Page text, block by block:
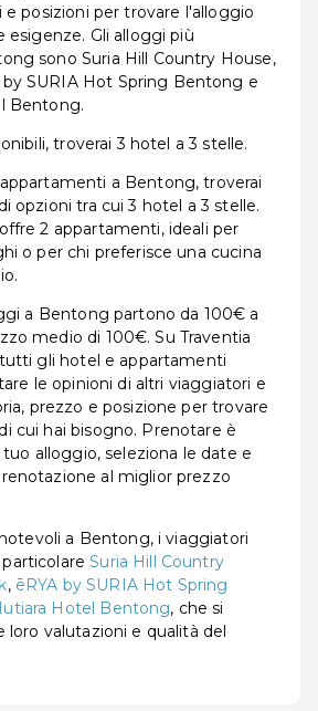
e posizioni per trovare l'alloggio
esigenze. Gli alloggi più
sono Suria Hill Country House,
by SURIA Hot Spring Bentong e
Bentong.
troverai 3 hotel a 3 stelle.
a Bentong, troverai
opzioni tra cui 3 hotel a 3 stelle.
2 appartamenti, ideali per
o per chi preferisce una cucina
a Bentong partono da 100€ a
medio di 100€. Su Traventia
gli hotel e appartamenti
le opinioni di altri viaggiatori e
prezzo e posizione per trovare
cui hai bisogno. Prenotare è
alloggio, seleziona le date e
al miglior prezzo
a Bentong, i viaggiatori
particolareSuria Hill Country
, ēRYA by SURIA Hot Spring
Hotel Bentong, che si
loro valutazioni e qualità del